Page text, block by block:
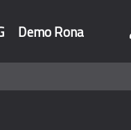
Demo Rona